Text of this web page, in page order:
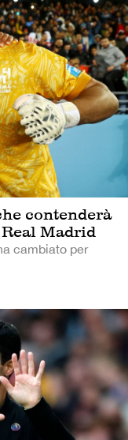
contenderà
Madrid
cambiato per